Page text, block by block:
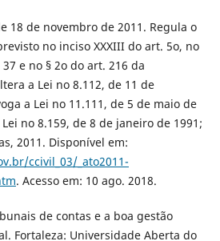
18 de novembro de 2011. Regula o
no inciso XXXIII do art. 5o, no
e no § 2o do art. 216 da
a Lei no 8.112, de 11 de
a Lei no 11.111, de 5 de maio de
no 8.159, de 8 de janeiro de 1991;
2011. Disponível em:
ccivil_03/_ato2011-
. Acesso em: 10 ago. 2018.
de contas e a boa gestão
Fortaleza: Universidade Aberta do